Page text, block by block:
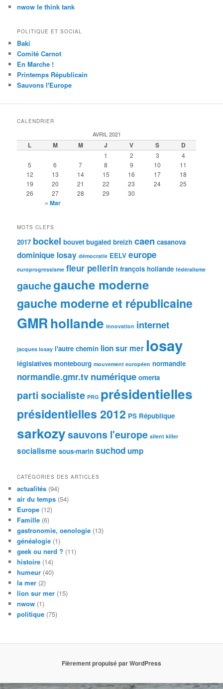
nwow le think tank
POLITIQUE ET SOCIAL
Baki
Comité Carnot
En Marche !
Printemps Républicain
Sauvons l'Europe
CALENDRIER
AVRIL 2021
L M M J V S D
1 2 3
4
5
6 7 8 9 10
11
12
13 14 15 16 17
18
19
20 21 22 23 24
25
26
27 28 29 30
« Mar
MOTS CLEFS
2017 bockel bouvet bugaled breizh caen casanova
dominique losay démocratie EELV europe
europrogressisme fleur pellerin françois hollande fédéralisme
gauchegauche moderne
gauche moderne et républicaine
GMRhollande innovation internet
jacques losay l'autre chemin lion sur mer losay
législatives montebourg mouvement européen normandie
normandie.gmr.tv numérique omerta
parti socialiste PRG présidentielles
présidentielles 2012 PS République
sarkozysauvons l'europe silent killer
socialisme sous-marin suchodump
CATÉGORIES DES ARTICLES
actualités (94)
air du temps (54)
Europe (12)
Famille (6)
gastronomie, oenologie (13)
généalogie (1)
geek ou nerd ? (11)
histoire (14)
humeur (40)
la mer (2)
lion sur mer (15)
nwow (1)
politique (75)
Fièrement propulsé par WordPress